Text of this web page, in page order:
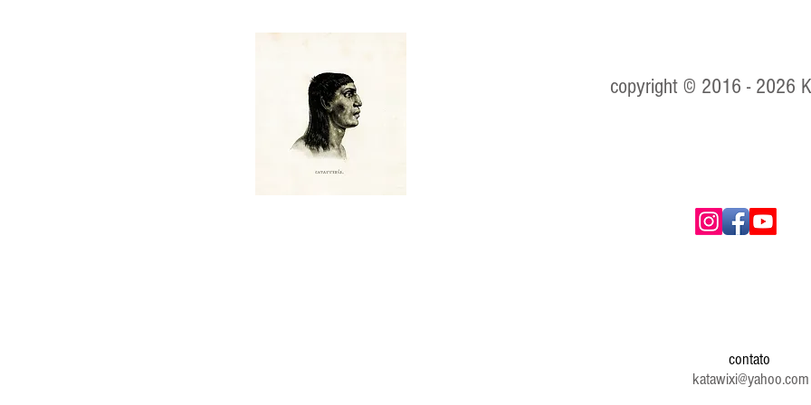
copyright © 2016 - 2026
contato
katawixi@yahoo.com